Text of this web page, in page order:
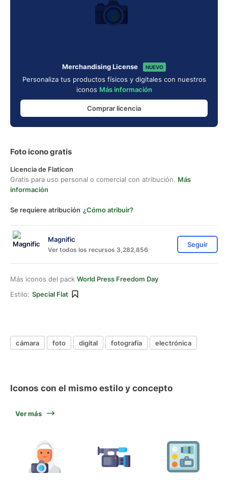
Merchandising License NUEVO
Personaliza tus productos físicos y digitales con nuestros
iconos Más información
Comprar licencia
Foto icono gratis
Licencia de Flaticon
Gratis para uso personal o comercial con atribución. Más
información
Se requiere atribución ¿Cómo atribuir?
Magnific
Ver todos los recursos 3,282,856
Seguir
Más iconos del pack World Press Freedom Day
Estilo: Special Flat
cámara foto digital fotografía electrónica
Iconos con el mismo estilo y concepto
Ver más